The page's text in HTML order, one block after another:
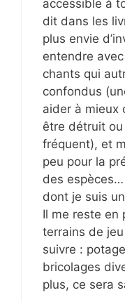
accessible à
dit dans les
plus envie
entendre
chants qui
confondus
aider à mieux
être détruit
fréquent), et
peu pour la
des
dont je suis
Il me reste en
terrains de jeu
suivre :
bricolages
plus, ce sera